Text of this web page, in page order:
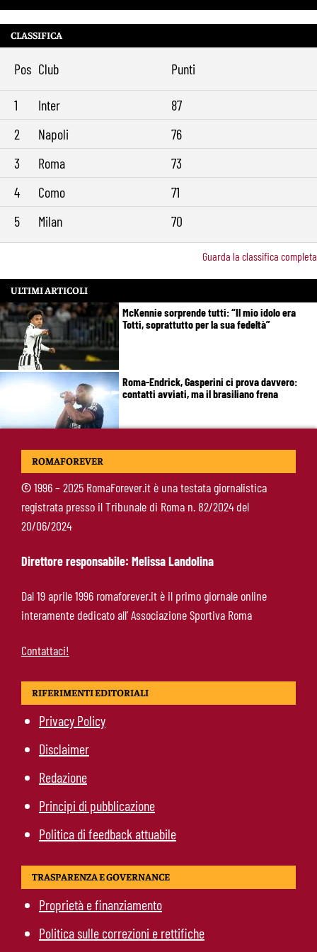
10:41
9:32
Mercato Roma, Gasperini aspetta ancora il suo trequartista: Nusa
CLASSIFICA
Pos Club Punti
1 Inter
87
2
Napoli
76
3
Roma
73
4
Como
71
5
Milan 70
Guarda la classifica completa
ULTIMI ARTICOLI
McKennie sorprende tutti: “Il mio idolo era
Totti, soprattutto per la sua fedeltà”
Roma-Endrick, Gasperini ci prova davvero:
contatti avviati, ma il brasiliano frena
Molina-Roma, arrivo oggi: il passaporto può
Rensch-Roma, l’occasione cambia tutto:
Gasperini prova il jolly delle fasce
ROMAFOREVER
©1996 – 2025 RomaForever.it è una testata giornalistica
registrata presso il Tribunale di Roma n. 82/2024 del
20/06/2024
Direttore responsabile: Melissa Landolina
Dal 19 aprile 1996 romaforever.it è il primo giornale online
interamente dedicato all’ Associazione Sportiva Roma
Contattaci!
RIFERIMENTI EDITORIALI
Privacy Policy
Disclaimer
Redazione
Principi di pubblicazione
Politica di feedback attuabile
TRASPARENZA E GOVERNANCE
Proprietà e finanziamento
Politica sulle correzioni e rettifiche